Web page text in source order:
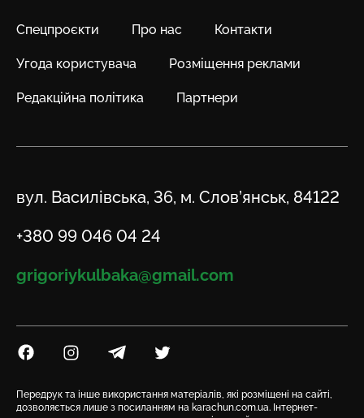
Спецпроєкти Про нас Контакти
Угода користувача Розміщення реклами
Редакційна політика Партнери
Адреса
вул. Василівська, 36, м. Слов’янськ, 84122
Телефон
+380 99 046 04 24
Email
grigoriykulbaka@gmail.com
Посилання на Facebook
Посилання на Instagram
Посилання на Telegram
Посилання на Twitter
Передрук та інше використання матеріалів, які розміщені на сайті,
дозволяється лише з посиланням на karachun.com.ua. Інтернет-